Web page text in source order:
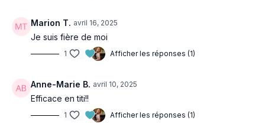
Marion T. avril 16, 2025
Je suis fière de moi
1 Afficher les réponses (1)
Anne-Marie B. avril 10, 2025
Efficace en titi!!
1 Afficher les réponses (1)